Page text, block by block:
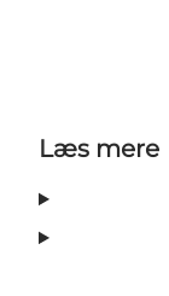
Læs mere